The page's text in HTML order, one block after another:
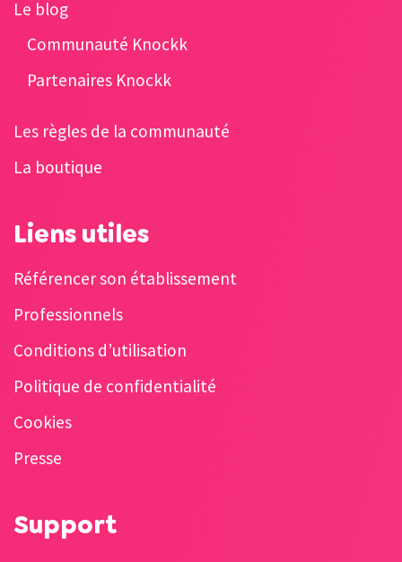
Le blog
Communauté Knockk
Partenaires Knockk
Les règles de la communauté
La boutique
Liens utiles
Référencer son établissement
Professionnels
Conditions d’utilisation
Politique de confidentialité
Cookies
Presse
Support